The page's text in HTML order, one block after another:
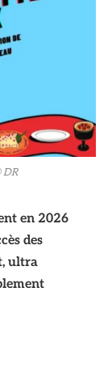
DR
en 2026
des
ultra